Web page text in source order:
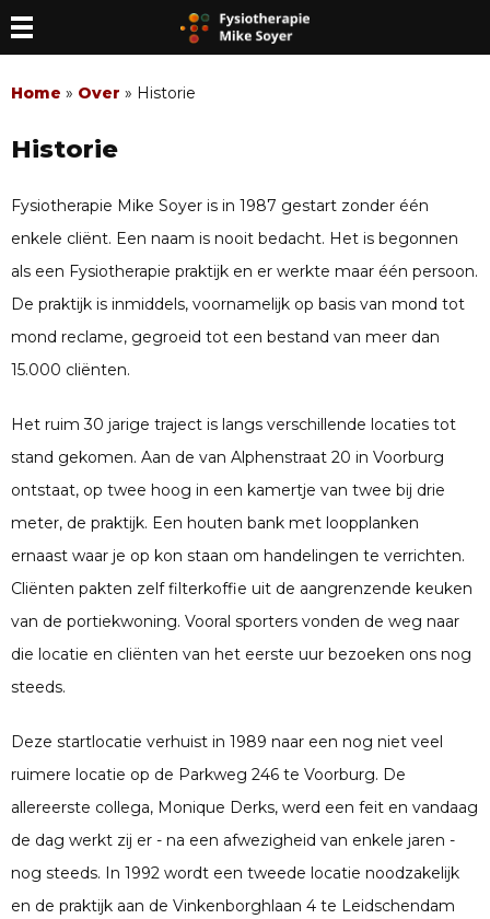
Home » Over » Historie
Historie
Fysiotherapie Mike Soyer is in 1987 gestart zonder één
enkele cliënt. Een naam is nooit bedacht. Het is begonnen
als een Fysiotherapie praktijk en er werkte maar één persoon.
De praktijk is inmiddels, voornamelijk op basis van mond tot
mond reclame, gegroeid tot een bestand van meer dan
15.000 cliënten.
Het ruim 30 jarige traject is langs verschillende locaties tot
stand gekomen. Aan de van Alphenstraat 20 in Voorburg
ontstaat, op twee hoog in een kamertje van twee bij drie
meter, de praktijk. Een houten bank met loopplanken
ernaast waar je op kon staan om handelingen te verrichten.
Cliënten pakten zelf filterkoffie uit de aangrenzende keuken
van de portiekwoning. Vooral sporters vonden de weg naar
die locatie en cliënten van het eerste uur bezoeken ons nog
steeds.
Deze startlocatie verhuist in 1989 naar een nog niet veel
ruimere locatie op de Parkweg 246 te Voorburg. De
allereerste collega, Monique Derks, werd een feit en vandaag
de dag werkt zij er - na een afwezigheid van enkele jaren -
nog steeds. In 1992 wordt een tweede locatie noodzakelijk
en de praktijk aan de Vinkenborghlaan 4 te Leidschendam